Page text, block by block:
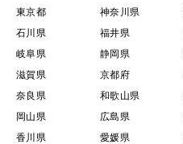
東京都
神奈川県
石川県
福井県
岐阜県
静岡県
滋賀県
京都府
奈良県
和歌山県
岡山県
広島県
香川県
愛媛県